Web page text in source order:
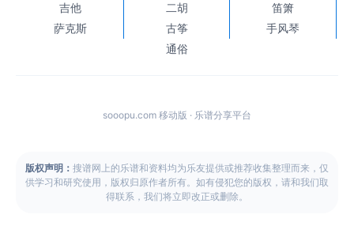
吉他
二胡
笛箫
萨克斯
古筝
手风琴
通俗
sooopu.com 移动版 · 乐谱分享平台
版权声明： 搜谱网上的乐谱和资料均为乐友提供或推荐收集整理而来，仅
供学习和研究使用，版权归原作者所有。如有侵犯您的版权，请和我们取
得联系，我们将立即改正或删除。